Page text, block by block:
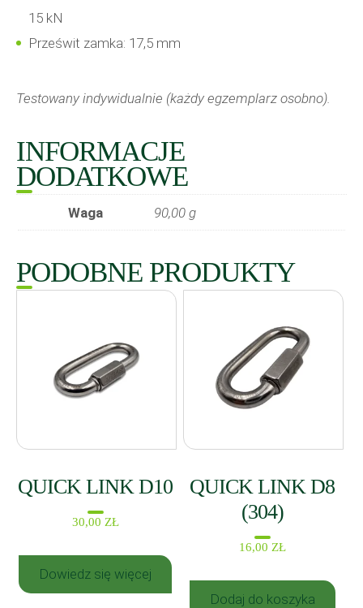
15 kN
Prześwit zamka: 17,5 mm
Testowany indywidualnie (każdy egzemplarz osobno).
INFORMACJE
DODATKOWE
Waga 90,00 g
PODOBNE PRODUKTY
QUICK LINK D10
30,00 ZŁ
Dowiedz się więcej
QUICK LINK D8
(304)
16,00 ZŁ
Dodaj do koszyka